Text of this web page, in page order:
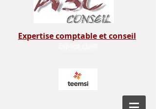
Expertise comptable et conseil